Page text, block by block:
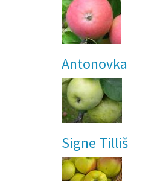
Antonovka
Signe Tilliš